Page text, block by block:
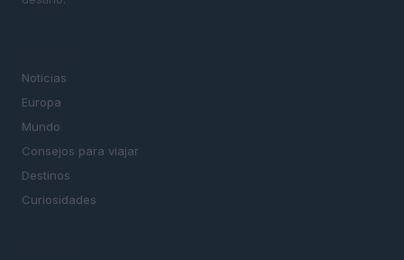
Noticias
Europa
Mundo
Consejos para viajar
Destinos
Curiosidades